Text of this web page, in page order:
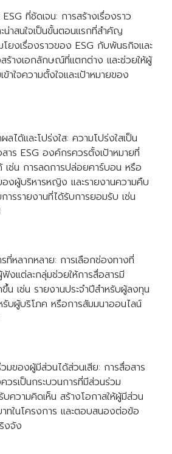
ที่ชัดเจน: การสร้างเรื่องราว
น่าสนใจเป็นขั้นตอนแรกที่สำคัญ
ยงเรื่องราวของ ESG กับพันธกิจและ
างเอกลักษณ์ที่แตกต่าง และช่วยให้ผู้
าใจความตั้งใจและเป้าหมายของ
ลได้และโปร่งใส: ความโปร่งใสเป็น
าร ESG องค์กรควรตั้งเป้าหมายที่
เช่น การลดการปล่อยคาร์บอน หรือ
องผู้บริหารหญิง และรายงานความคืบ
ารรายงานที่ได้รับการยอมรับ เช่น
ที่หลากหลาย: การเลือกช่องทางที่
ฟังแต่ละกลุ่มช่วยให้การสื่อสารมี
น เช่น รายงานประจำปีสำหรับผู้ลงทุน
รับผู้บริโภค หรือการสัมมนาออนไลน์
มของผู้มีส่วนได้ส่วนเสีย: การสื่อสาร
รเป็นกระบวนการที่มีส่วนร่วม
ความคิดเห็น สร้างโอกาสให้ผู้มีส่วน
ทในโครงการ และตอบสนองต่อข้อ
งจัง